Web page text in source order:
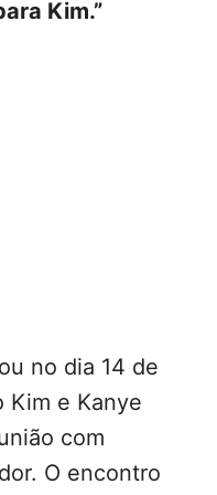
Kim.”
no dia 14 de
Kim e Kanye
com
O encontro